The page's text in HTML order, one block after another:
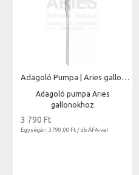
Adagoló Pumpa | Aries gallonokhoz
Adagoló pumpa Aries
gallonokhoz
3 790 Ft
Egységár: 3 790,00 Ft / db ÁFA-val